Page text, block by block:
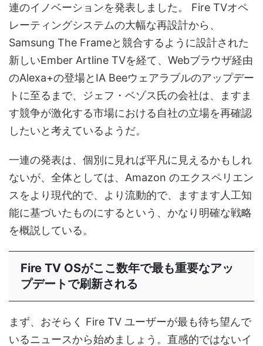
連のイノベーションを発表しました。 Fire TVオペ
レーティングシステムの大幅な再設計から、
Samsung The Frameと競合するように設計された
新しいEmber Artline TVを経て、Webブラウザ経由
のAlexa+の登場とIA Beeウェアラブルのアップデー
トに至るまで、ジェフ・ベゾス氏の会社は、ますま
す競争が激化する市場における自社の立場を再確認
したいと考えているようだ。
一連の発表は、個別に見れば平凡に見えるかもしれ
ないが、全体としては、Amazon のエクスペリエン
スをより現代的で、より流動的で、ますます人工知
能に基づいたものにするという、かなり明確な戦略
を概説している。
Fire TV OSがここ数年で最も重要なアッ
プデートで刷新される
まず、おそらく Fire TV ユーザーが最も待ち望んで
いるニュースから始めましょう。直感的ではないイ